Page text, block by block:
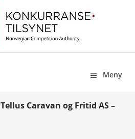
Meny
Tellus Caravan og Fritid AS –